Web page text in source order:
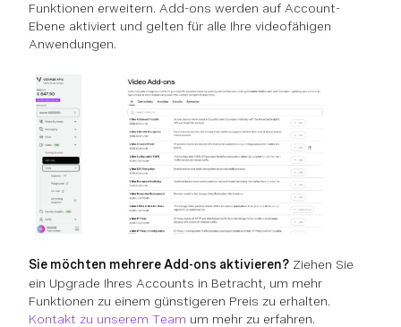
Funktionen erweitern. Add-ons werden auf Account-
Ebene aktiviert und gelten für alle Ihre videofähigen
Anwendungen.
Sie möchten mehrere Add-ons aktivieren? Ziehen Sie
ein Upgrade Ihres Accounts in Betracht, um mehr
Funktionen zu einem günstigeren Preis zu erhalten.
Kontakt zu unserem Team um mehr zu erfahren.